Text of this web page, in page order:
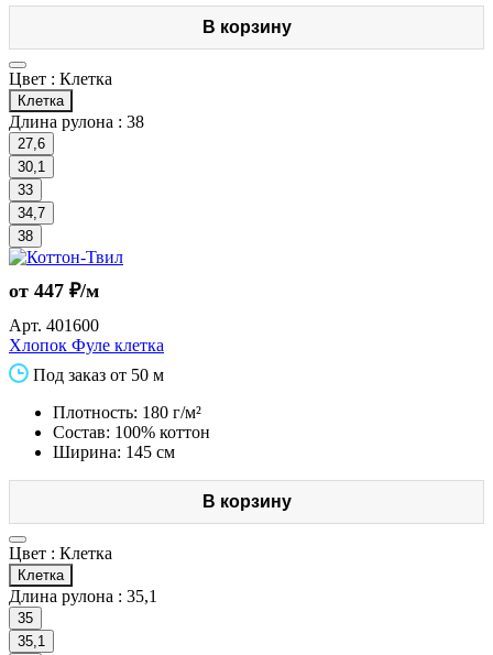
В корзину
Цвет : Клетка
Клетка
Длина рулона : 38
27,6
30,1
33
34,7
38
от 447 ₽/м
Арт. 401600
Хлопок Фуле клетка
Под заказ от 50 м
Плотность: 180 г/м²
Состав: 100% коттон
Ширина: 145 см
В корзину
Цвет : Клетка
Клетка
Длина рулона : 35,1
35
35,1